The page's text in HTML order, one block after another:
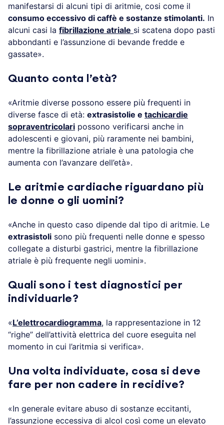
manifestarsi di alcuni tipi di aritmie, cosi come il
consumo eccessivo di caffè e sostanze stimolanti. In
alcuni casi la fibrillazione atriale si scatena dopo pasti
abbondanti e l’assunzione di bevande fredde e
gassate».
Quanto conta l’età?
«Aritmie diverse possono essere più frequenti in
diverse fasce di età: extrasistolie e tachicardie
sopraventricolari possono verificarsi anche in
adolescenti e giovani, più raramente nei bambini,
mentre la fibrillazione atriale è una patologia che
aumenta con l’avanzare dell’età».
Le aritmie cardiache riguardano più
le donne o gli uomini?
«Anche in questo caso dipende dal tipo di aritmie. Le
extrasistoli sono più frequenti nelle donne e spesso
collegate a disturbi gastrici, mentre la fibrillazione
atriale è più frequente negli uomini».
Quali sono i test diagnostici per
individuarle?
«L’elettrocardiogramma, la rappresentazione in 12
“righe” dell’attività elettrica del cuore eseguita nel
momento in cui l’aritmia si verifica».
Una volta individuate, cosa si deve
fare per non cadere in recidive?
«In generale evitare abuso di sostanze eccitanti,
l’assunzione eccessiva di alcol così come un elevato